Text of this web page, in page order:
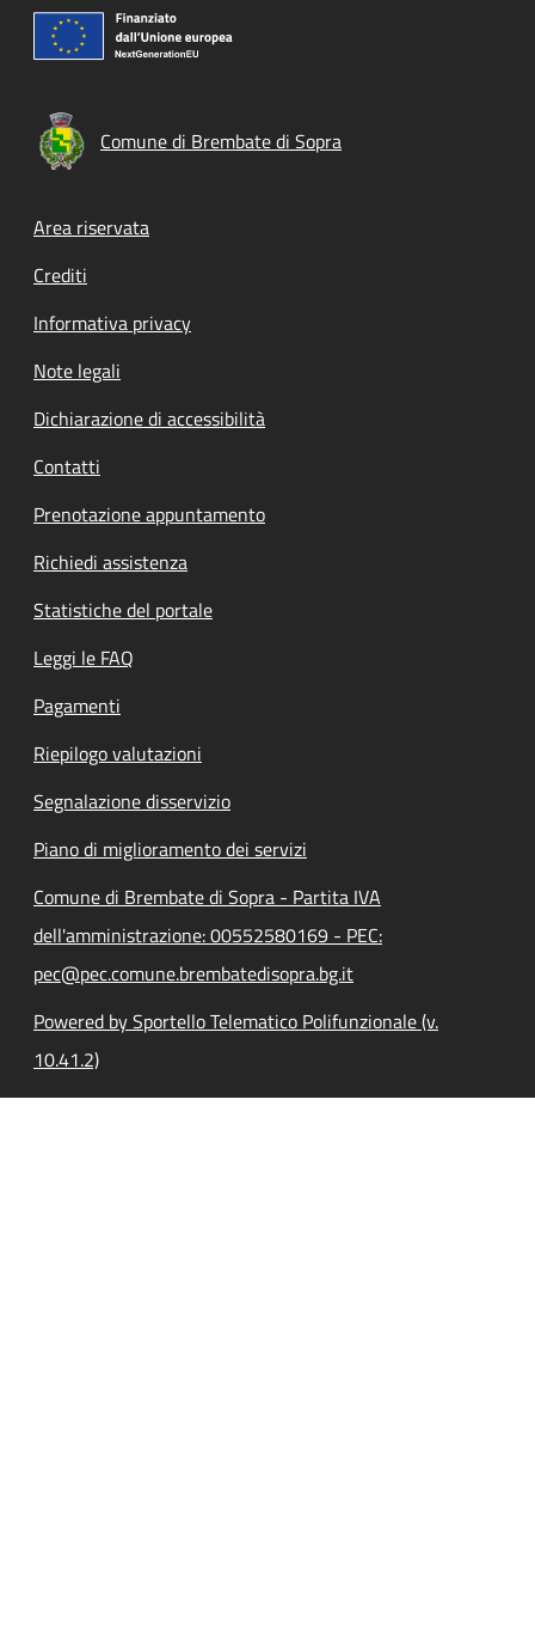
Comune di Brembate di Sopra
Footer menu
Area riservata
Crediti
Informativa privacy
Note legali
Dichiarazione di accessibilità
Contatti
Prenotazione appuntamento
Richiedi assistenza
Statistiche del portale
Leggi le FAQ
Pagamenti
Riepilogo valutazioni
Segnalazione disservizio
Piano di miglioramento dei servizi
Comune di Brembate di Sopra - Partita IVA
dell'amministrazione: 00552580169 - PEC:
pec@pec.comune.brembatedisopra.bg.it
Powered by Sportello Telematico Polifunzionale (v.
10.41.2)